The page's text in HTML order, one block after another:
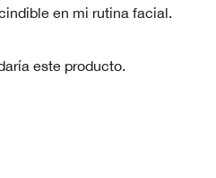
en mi rutina facial.
este producto.